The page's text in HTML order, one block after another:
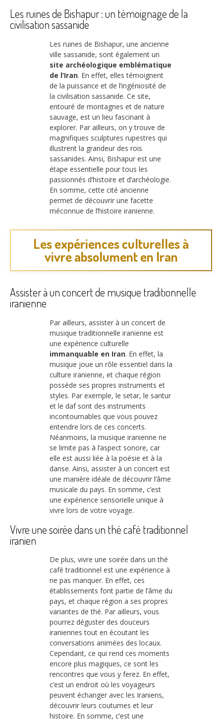
Les ruines de Bishapur : un témoignage de la
civilisation sassanide
Les ruines de Bishapur, une ancienne
ville sassanide, sont également un
site archéologique emblématique
de l’Iran. En effet, elles témoignent
de la puissance et de l’ingéniosité de
la civilisation sassanide. Ce site,
entouré de montagnes et de nature
sauvage, est un lieu fascinant à
explorer. Par ailleurs, on y trouve de
magnifiques sculptures rupestres qui
illustrent la grandeur des rois
sassanides. Ainsi, Bishapur est une
étape essentielle pour tous les
passionnés d’histoire et d’archéologie.
En somme, cette cité ancienne
permet de découvrir une facette
méconnue de l’histoire iranienne.
Les expériences culturelles à
vivre absolument en Iran
Assister à un concert de musique traditionnelle
iranienne
Par ailleurs, assister à un concert de
musique traditionnelle iranienne est
une expérience culturelle
immanquable en Iran. En effet, la
musique joue un rôle essentiel dans la
culture iranienne, et chaque région
possède ses propres instruments et
styles. Par exemple, le setar, le santur
et le daf sont des instruments
incontournables que vous pouvez
entendre lors de ces concerts.
Néanmoins, la musique iranienne ne
se limite pas à l’aspect sonore, car
elle est aussi liée à la poésie et à la
danse. Ainsi, assister à un concert est
une manière idéale de découvrir l’âme
musicale du pays. En somme, c’est
une expérience sensorielle unique à
vivre lors de votre voyage.
Vivre une soirée dans un thé café traditionnel
iranien
De plus, vivre une soirée dans un thé
café traditionnel est une expérience à
ne pas manquer. En effet, ces
établissements font partie de l’âme du
pays, et chaque région a ses propres
variantes de thé. Par ailleurs, vous
pourrez déguster des douceurs
iraniennes tout en écoutant les
conversations animées des locaux.
Cependant, ce qui rend ces moments
encore plus magiques, ce sont les
rencontres que vous y ferez. En effet,
c’est un endroit où les voyageurs
peuvent échanger avec les Iraniens,
découvrir leurs coutumes et leur
histoire. En somme, c’est une